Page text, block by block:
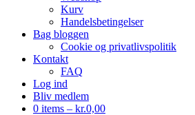
Kurv
Handelsbetingelser
Bag bloggen
Cookie og privatlivspolitik
Kontakt
FAQ
Log ind
Bliv medlem
0 items – kr.0,00